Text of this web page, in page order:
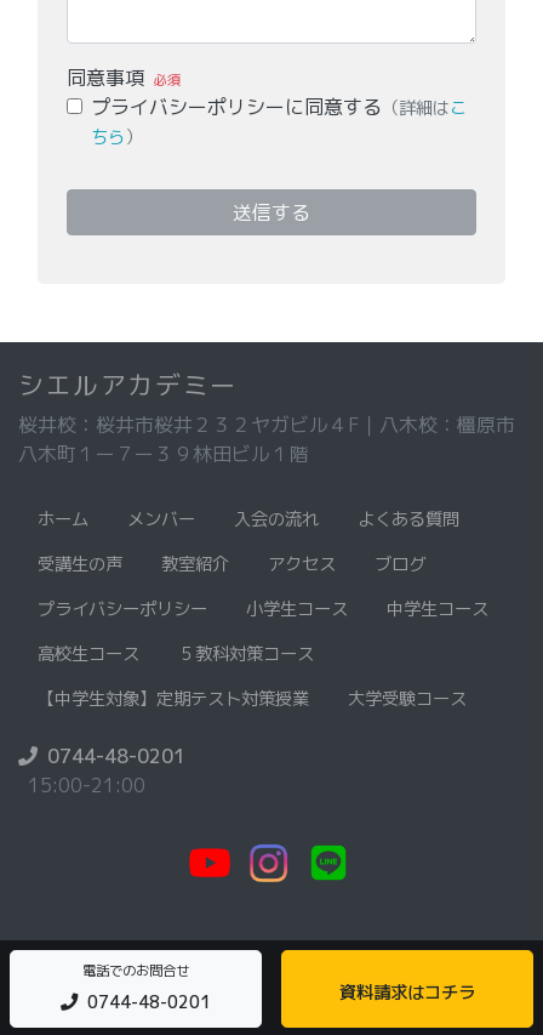
同意事項 必須
プライバシーポリシーに同意する （詳細はこ
ちら）
送信する
電話でのお問合せ
0744-48-0201 資料請求はコチラ
シエルアカデミー
桜井校：桜井市桜井２３２ヤガビル４F｜八木校：橿原市
八木町１ー７ー３９林田ビル１階
ホーム メンバー 入会の流れ
よくある質問
受講生の声
教室紹介 アクセス
ブログ
プライバシーポリシー
小学生コース
中学生コース
高校生コース
５教科対策コース
【中学生対象】定期テスト対策授業
大学受験コース
0744-48-0201
15:00-21:00